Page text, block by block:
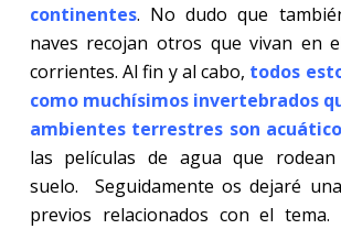
continentes. No dudo que
naves recojan otros que vivan en
corrientes. Al fin y al cabo, todos
como muchísimos invertebrados
ambientes terrestres son
las películas de agua que
suelo.
Seguidamente os dejaré
previos relacionados con el tema.